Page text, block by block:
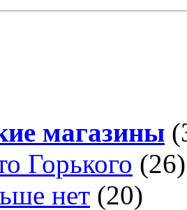
магазины
Горького (26)
нет (20)